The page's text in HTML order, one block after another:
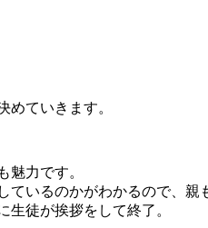
めていきます。
魅力です。
いるのかがわかるので、親
生徒が挨拶をして終了。